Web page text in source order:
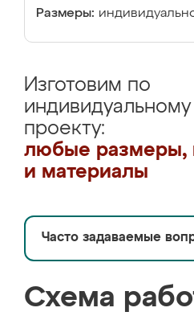
Размеры:
Изготовим по
индивидуальному
проекту:
любые размеры,
и материалы
Часто задаваемые
Схема